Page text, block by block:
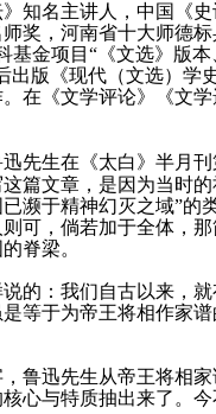
知名主讲人，中国《
奖，河南省十大师德
金项目“《文选》版本
出版《现代（文选）学
在《文学评论》《文
迅先生在《太白》半月
篇文章，是因为当时
濒于精神幻灭之域”的
可，倘若加于全体，
脊梁。
：我们自古以来，就
等于为帝王将相作家谱
迅先生从帝王将相家
心与特质抽出来了。